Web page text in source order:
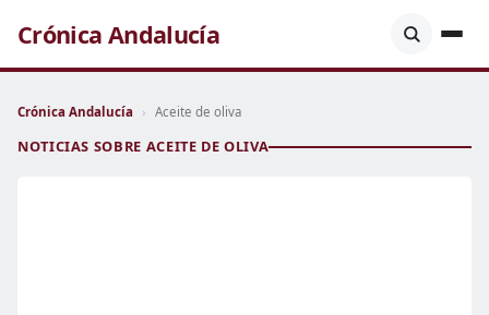
Crónica Andalucía
Crónica Andalucía › Aceite de oliva
NOTICIAS SOBRE ACEITE DE OLIVA